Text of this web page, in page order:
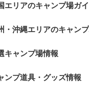
エリアのキャンプ場ガ
・沖縄エリアのキャン
キャンプ場情報
ンプ道具・グッズ情報